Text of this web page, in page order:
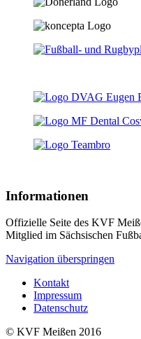
Informationen
Offizielle Seite des KVF
Mitglied im Sächsischen
Navigation überspringen
Kontakt
Impressum
Datenschutz
© KVF Meißen 2016